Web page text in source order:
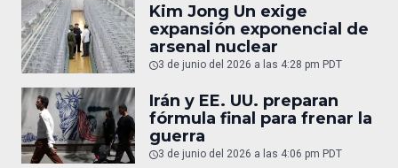
Kim Jong Un exige
expansión exponencial de
arsenal nuclear
3 de junio del 2026 a las 4:28 pm PDT
Irán y EE. UU. preparan
fórmula final para frenar la
guerra
3 de junio del 2026 a las 4:06 pm PDT